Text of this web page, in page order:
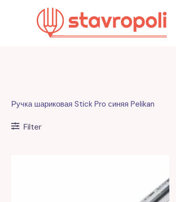
содержимому
Ручка шариковая Stick Pro синяя Pelikan
Filter